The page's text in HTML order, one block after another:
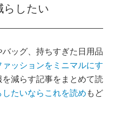
らしたい
ッグ、持ちすぎた日用品
ァッションをミニマルにす
減らす記事をまとめて読
たいならこれを読め もど